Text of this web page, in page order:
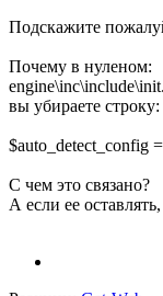
Подскажите
Почему в нуленом:
вы убираете строку:
$auto_detect_config
С чем это связано?
А если ее